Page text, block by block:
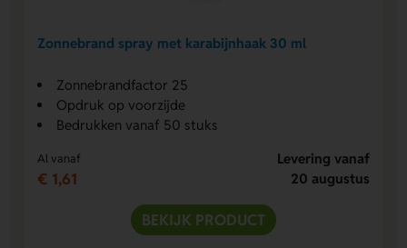
Zonnebrand spray met karabijnhaak 30 ml
Zonnebrandfactor 25
Opdruk op voorzijde
Bedrukken vanaf 50 stuks
Al vanaf
€ 1,61
Levering vanaf
20 augustus
BEKIJK PRODUCT